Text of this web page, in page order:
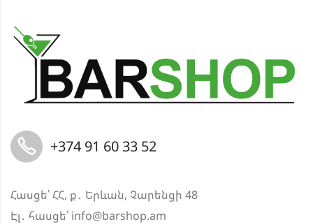
+374 91 60 33 52
Հասցե՝ ՀՀ, ք․ Երևան, Չարենցի 48
Էլ․ հասցե՝ info@barshop.am